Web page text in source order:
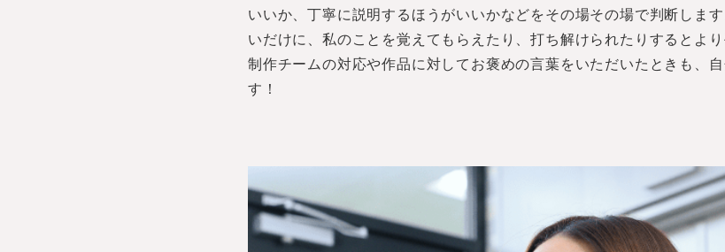
いいか、丁寧に説明するほうがいいかなどをその場その場で判断しま
いだけに、私のことを覚えてもらえたり、打ち解けられたりするとより
制作チームの対応や作品に対してお褒めの言葉をいただいたときも、
す！